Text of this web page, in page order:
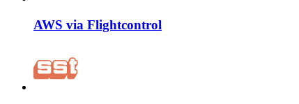
AWS via Flightcontrol